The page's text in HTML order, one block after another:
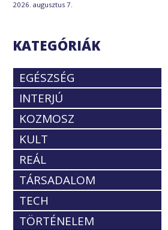
2026. augusztus 7.
KATEGÓRIÁK
EGÉSZSÉG
INTERJÚ
KOZMOSZ
KULT
REÁL
TÁRSADALOM
TECH
TÖRTÉNELEM